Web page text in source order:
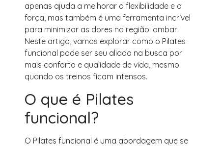
apenas ajuda a melhorar a flexibilidade e a
força, mas também é uma ferramenta incrível
para minimizar as dores na região lombar.
Neste artigo, vamos explorar como o Pilates
funcional pode ser seu aliado na busca por
mais conforto e qualidade de vida, mesmo
quando os treinos ficam intensos.
O que é Pilates
funcional?
O Pilates funcional é uma abordagem que se